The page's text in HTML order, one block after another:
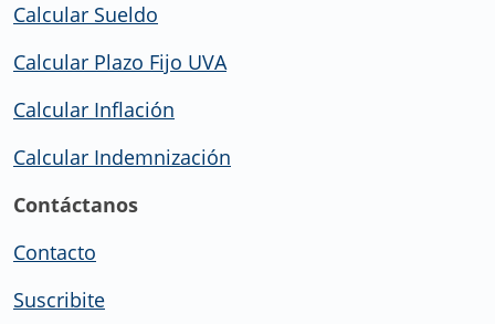
Calcular Sueldo
Calcular Plazo Fijo UVA
Calcular Inflación
Calcular Indemnización
Contáctanos
Contacto
Suscribite